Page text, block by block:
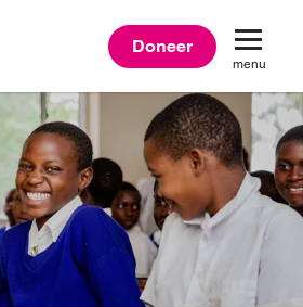
Doneer
menu